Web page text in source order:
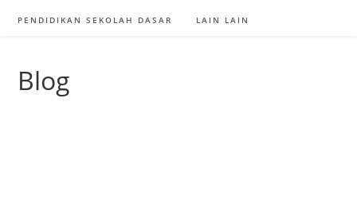
PENDIDIKAN SEKOLAH DASAR LAIN LAIN
Blog